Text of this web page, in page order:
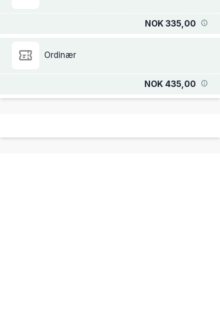
NOK 335,00
Ordinær
NOK 435,00